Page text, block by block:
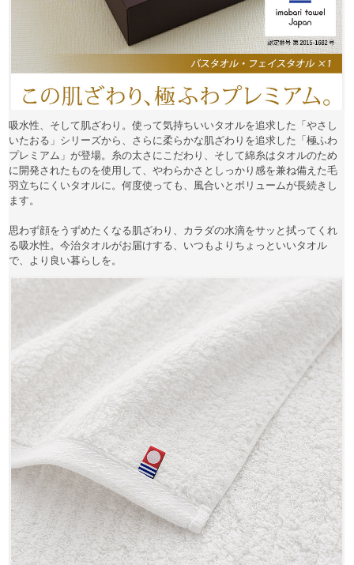
吸水性、そして肌ざわり。使って気持ちいいタオルを追求した「やさし
いたおる」シリーズから、さらに柔らかな肌ざわりを追求した「極ふわ
プレミアム」が登場。糸の太さにこだわり、そして綿糸はタオルのため
に開発されたものを使用して、やわらかさとしっかり感を兼ね備えた毛
羽立ちにくいタオルに。何度使っても、風合いとボリュームが長続きし
ます。
思わず顔をうずめたくなる肌ざわり、カラダの水滴をサッと拭ってくれ
る吸水性。今治タオルがお届けする、いつもよりちょっといいタオル
で、より良い暮らしを。